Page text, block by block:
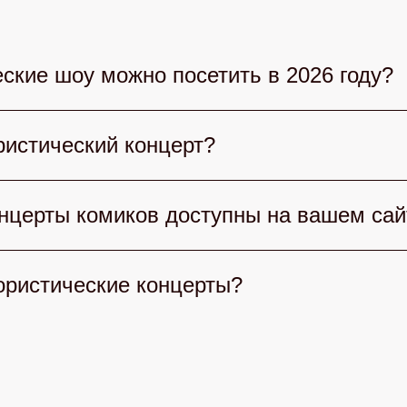
шоу можно посетить в 2026 году?
множество юмористических шоу.
командами, «Уральские пельмени»
Также популярны вечерние шоу и
концерт?
учитывайте стиль юмора: Стендап, КВН
и формат шоу. Обратите внимание на
искренним и приятным.
комиков доступны на вашем
билетов на концерты комиков: от
оптимальный формат для комфортного
концерты?